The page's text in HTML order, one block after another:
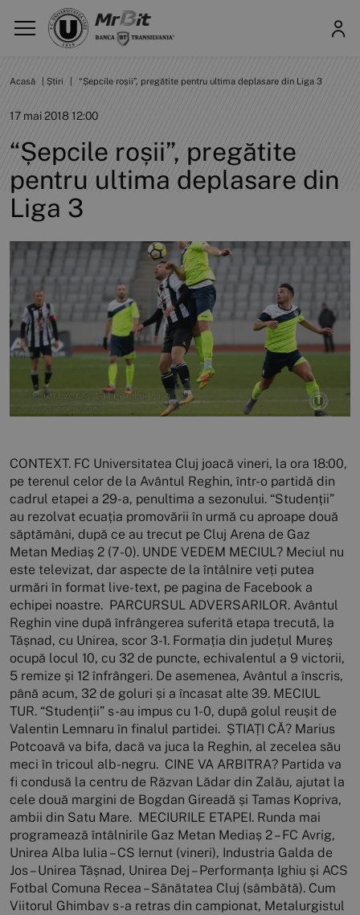
Acasă Știri “Șepcile roșii”, pregătite pentru ultima deplasare din Liga 3
17 mai 2018 12:00
“Șepcile roșii”, pregătite
pentru ultima deplasare din
Liga 3
CONTEXT. FC Universitatea Cluj joacă vineri, la ora 18:00,
pe terenul celor de la Avântul Reghin, într-o partidă din
cadrul etapei a 29-a, penultima a sezonului. “Studenții”
au rezolvat ecuația promovării în urmă cu aproape două
săptămâni, după ce au trecut pe Cluj Arena de Gaz
Metan Mediaș 2 (7-0). UNDE VEDEM MECIUL? Meciul nu
este televizat, dar aspecte de la întâlnire veți putea
urmări în format live-text, pe pagina de Facebook a
echipei noastre. PARCURSUL ADVERSARILOR. Avântul
Reghin vine după înfrângerea suferită etapa trecută, la
Tășnad, cu Unirea, scor 3-1. Formația din județul Mureș
ocupă locul 10, cu 32 de puncte, echivalentul a 9 victorii,
5 remize și 12 înfrângeri. De asemenea, Avântul a înscris,
până acum, 32 de goluri și a încasat alte 39. MECIUL
TUR. “Studenții” s-au impus cu 1-0, după golul reușit de
Valentin Lemnaru în finalul partidei. ȘTIAȚI CĂ? Marius
Potcoavă va bifa, dacă va juca la Reghin, al zecelea său
meci în tricoul alb-negru. CINE VA ARBITRA? Partida va
fi condusă la centru de Răzvan Lădar din Zalău, ajutat la
cele două margini de Bogdan Gireadă și Tamas Kopriva,
ambii din Satu Mare. MECIURILE ETAPEI. Runda mai
programează întâlnirile Gaz Metan Mediaș 2 – FC Avrig,
Unirea Alba Iulia – CS Iernut (vineri), Industria Galda de
Jos – Unirea Tășnad, Unirea Dej – Performanța Ighiu și ACS
Fotbal Comuna Recea – Sănătatea Cluj (sâmbătă). Cum
Viitorul Ghimbav s-a retras din campionat, Metalurgistul